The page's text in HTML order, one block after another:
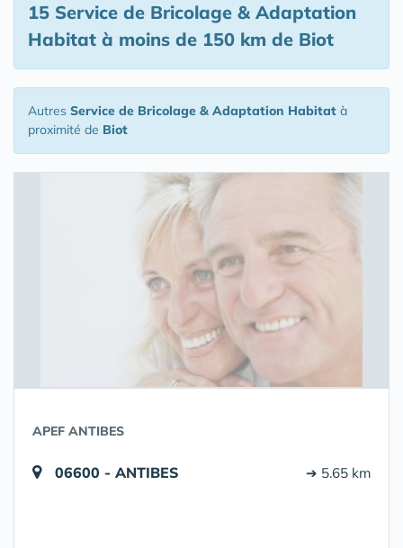
15 Service de Bricolage & Adaptation
Habitat à moins de 150 km de Biot
Autres Service de Bricolage & Adaptation Habitat à
proximité de Biot
APEF ANTIBES
06600 - ANTIBES ➔ 5.65 km